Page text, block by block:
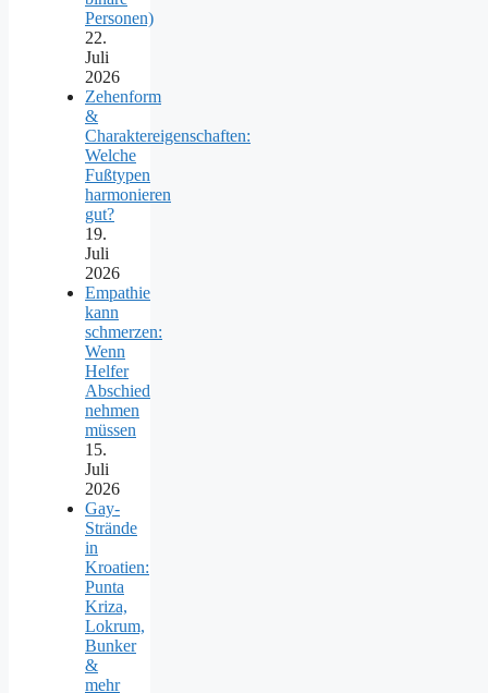
Personen)
22.
Juli
2026
Zehenform
&
Charaktereigenschaften:
Welche
Fußtypen
harmonieren
gut?
19.
Juli
2026
Empathie
kann
schmerzen:
Wenn
Helfer
Abschied
nehmen
müssen
15.
Juli
2026
Gay-
Strände
in
Kroatien:
Punta
Kriza,
Lokrum,
Bunker
&
mehr